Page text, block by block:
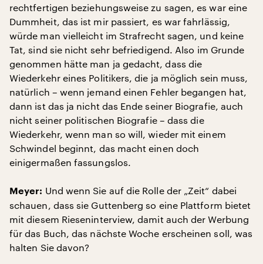
rechtfertigen beziehungsweise zu sagen, es war eine
Dummheit, das ist mir passiert, es war fahrlässig,
würde man vielleicht im Strafrecht sagen, und keine
Tat, sind sie nicht sehr befriedigend. Also im Grunde
genommen hätte man ja gedacht, dass die
Wiederkehr eines Politikers, die ja möglich sein muss,
natürlich – wenn jemand einen Fehler begangen hat,
dann ist das ja nicht das Ende seiner Biografie, auch
nicht seiner politischen Biografie – dass die
Wiederkehr, wenn man so will, wieder mit einem
Schwindel beginnt, das macht einen doch
einigermaßen fassungslos.
Meyer: Und wenn Sie auf die Rolle der „Zeit“ dabei
schauen, dass sie Guttenberg so eine Plattform bietet
mit diesem Rieseninterview, damit auch der Werbung
für das Buch, das nächste Woche erscheinen soll, was
halten Sie davon?